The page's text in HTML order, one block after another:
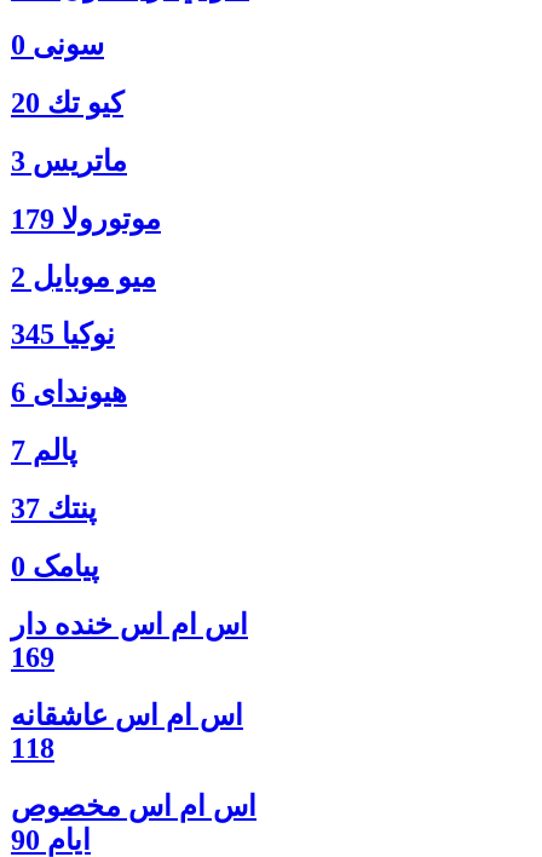
سونی 0
كيو تك 20
ماتريس 3
موتورولا 179
ميو موبايل 2
نوكيا 345
هیوندای 6
پالم 7
پنتك 37
پیامک 0
اس ام اس خنده دار
169
اس ام اس عاشقانه
118
اس ام اس مخصوص
ایام 90